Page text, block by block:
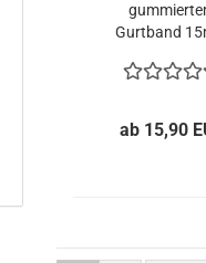
Gurtband
ab 15,90